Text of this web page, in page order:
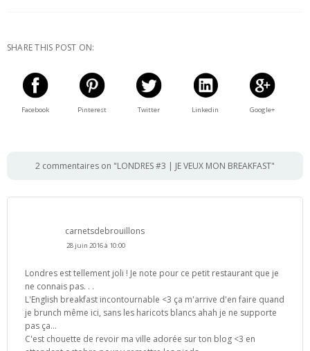
SHARE THIS POST ON:
Facebook Pinterest Twitter Linkedin Google+
2 commentaires on "LONDRES #3 | JE VEUX MON BREAKFAST"
carnetsdebrouillons
28 juin 2016 à 10:00
Londres est tellement joli ! Je note pour ce petit restaurant que je
ne connais pas. . .
L'English breakfast incontournable <3 ça m'arrive d'en faire quand
je brunch même ici, sans les haricots blancs ahah je ne supporte
pas ça...
C'est chouette de revoir ma ville adorée sur ton blog <3 en